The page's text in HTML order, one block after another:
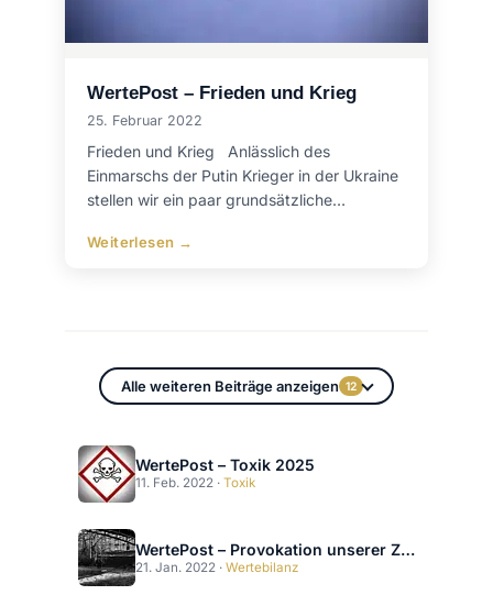
WertePost – Frieden und Krieg
25. Februar 2022
Frieden und Krieg Anlässlich des
Einmarschs der Putin Krieger in der Ukraine
stellen wir ein paar grundsätzliche…
Weiterlesen →
Alle weiteren Beiträge anzeigen 12
WertePost – Toxik 2025
11. Feb. 2022 · Toxik
WertePost – Provokation unserer Zukunftsfähigkeit
21. Jan. 2022 · Wertebilanz